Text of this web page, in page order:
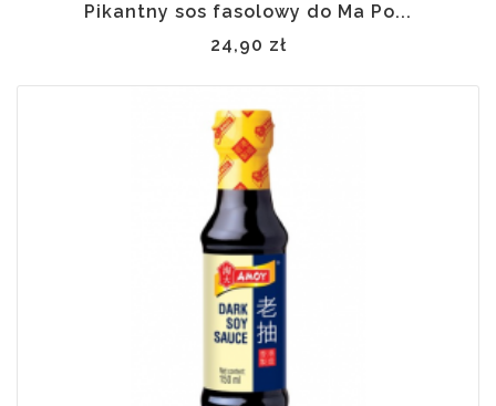
Pikantny sos fasolowy do Ma Po...
24,90 zł